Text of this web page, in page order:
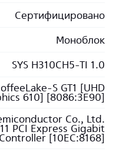
Сертифицировано
Моноблок
SYS H310CH5-TI 1.0
S GT1 [UHD
610] [8086:3E90]
Co., Ltd.
PCI Express Gigabit
[10EC:8168]